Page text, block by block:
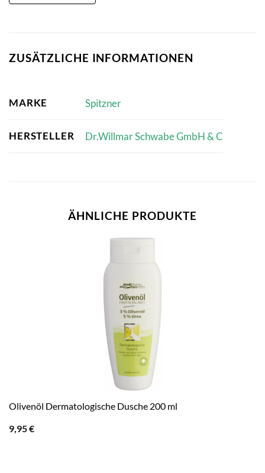
ZUSÄTZLICHE INFORMATIONEN
MARKE Spitzner
HERSTELLER Dr.Willmar Schwabe GmbH & C
ÄHNLICHE PRODUKTE
Olivenöl Dermatologische Dusche 200 ml
9,95€